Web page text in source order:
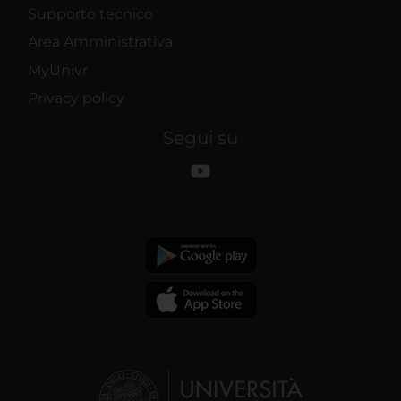
Supporto tecnico
Area Amministrativa
MyUnivr
Privacy policy
Segui su